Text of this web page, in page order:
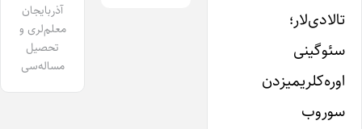
تالادی‌لار؛
سئوگینی
اوره‌کلریمیزدن
سوروب
آذربایجان
معلم‌لری و
تحصیل
مساله‌سی